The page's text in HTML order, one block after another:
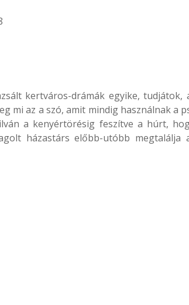
kertváros-drámák egyike, tudjátok,
mi az a szó, amit mindig használnak a
a kenyértörésig feszítve a húrt,
házastárs előbb-utóbb megtalálja